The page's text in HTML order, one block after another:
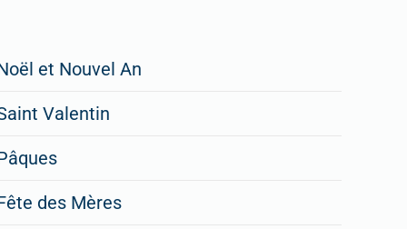
figurer
vos
spéciaux
et Nouvel An
Valentin
des Mères